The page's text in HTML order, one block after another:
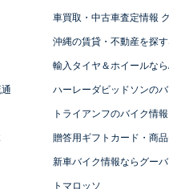
車買取・中古車査定情報
沖縄の賃貸・不動産を探
輸入タイヤ＆ホイールな
ハーレーダビッドソンの
トライアンフのバイク情
贈答用ギフトカード・商
新車バイク情報ならグー
トマロッソ